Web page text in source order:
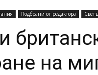
Подбрани от редактора
на